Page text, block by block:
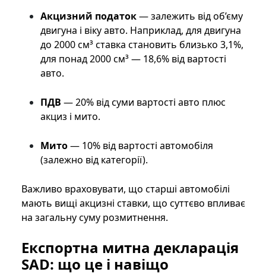
Акцизний податок— залежить від об’єму
двигуна і віку авто. Наприклад, для двигуна
до 2000 см³ ставка становить близько 3,1%,
для понад 2000 см³ — 18,6% від вартості
авто.
ПДВ — 20% від суми вартості авто плюс
акциз і мито.
Мито— 10% від вартості автомобіля
(залежно від категорії).
Важливо враховувати, що старші автомобілі
мають вищі акцизні ставки, що суттєво впливає
на загальну суму розмитнення.
Експортна митна декларація
SAD: що це і навіщо